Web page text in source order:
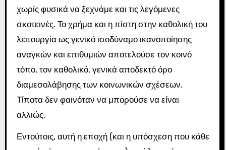
χωρίς φυσικά να ξεχνάμε και τις λεγόμενες
σκοτεινές. Το χρήμα και η πίστη στην καθολική του
λειτουργία ως γενικό ισοδύναμο ικανοποίησης
αναγκών και επιθυμιών αποτελούσε τον κοινό
τόπο, τον καθολικό, γενικά αποδεκτό όρο
διαμεσολάβησης των κοινωνικών σχέσεων.
Τίποτα δεν φαινόταν να μπορούσε να είναι
αλλιώς.
Εντούτοις, αυτή η εποχή (και η υπόσχεση που κάθε